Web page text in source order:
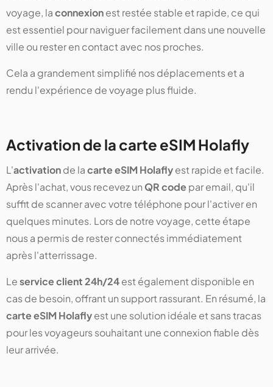
voyage, laconnexionest restée stable et rapide, ce qui
est essentiel pour naviguer facilement dans une nouvelle
ville ou rester en contact avec nos proches.
Cela a grandement simplifié nos déplacements et a
rendu l'expérience de voyage plus fluide.
Activation de la carte eSIM Holafly
L'activationde lacarte eSIM Holaflyest rapide et facile.
Après l'achat, vous recevez un QR codepar email, qu'il
suffit de scanner avec votre téléphone pour l'activer en
quelques minutes. Lors de notre voyage, cette étape
nous a permis de rester connectés immédiatement
après l'atterrissage.
Leservice client 24h/24est également disponible en
cas de besoin, offrant un support rassurant. En résumé, la
carte eSIM Holaflyest une solution idéale et sans tracas
pour les voyageurs souhaitant une connexion fiable dès
leur arrivée.